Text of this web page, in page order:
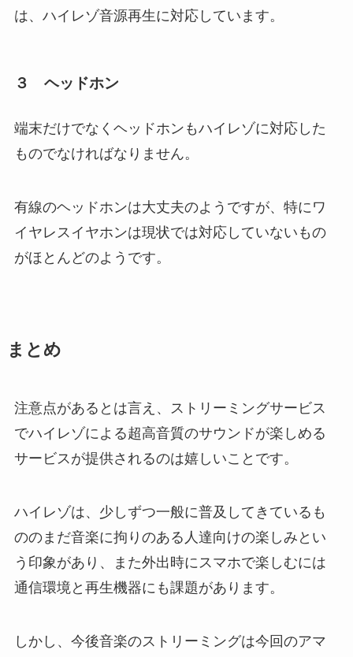
は、ハイレゾ音源再生に対応しています。
３ ヘッドホン
端末だけでなくヘッドホンもハイレゾに対応した
ものでなければなりません。
有線のヘッドホンは大丈夫のようですが、特にワ
イヤレスイヤホンは現状では対応していないもの
がほとんどのようです。
まとめ
注意点があるとは言え、ストリーミングサービス
でハイレゾによる超高音質のサウンドが楽しめる
サービスが提供されるのは嬉しいことです。
ハイレゾは、少しずつ一般に普及してきているも
ののまだ音楽に拘りのある人達向けの楽しみとい
う印象があり、また外出時にスマホで楽しむには
通信環境と再生機器にも課題があります。
しかし、今後音楽のストリーミングは今回のアマ